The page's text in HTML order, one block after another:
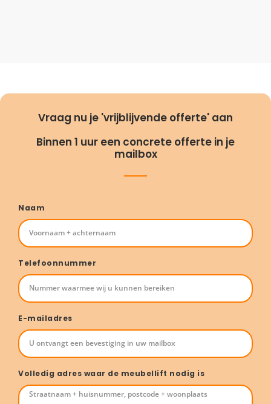
Vraag nu je 'vrijblijvende offerte' aan
Binnen 1 uur een concrete offerte in je
mailbox
Naam
Telefoonnummer
E-mailadres
Volledig adres waar de meubellift nodig is